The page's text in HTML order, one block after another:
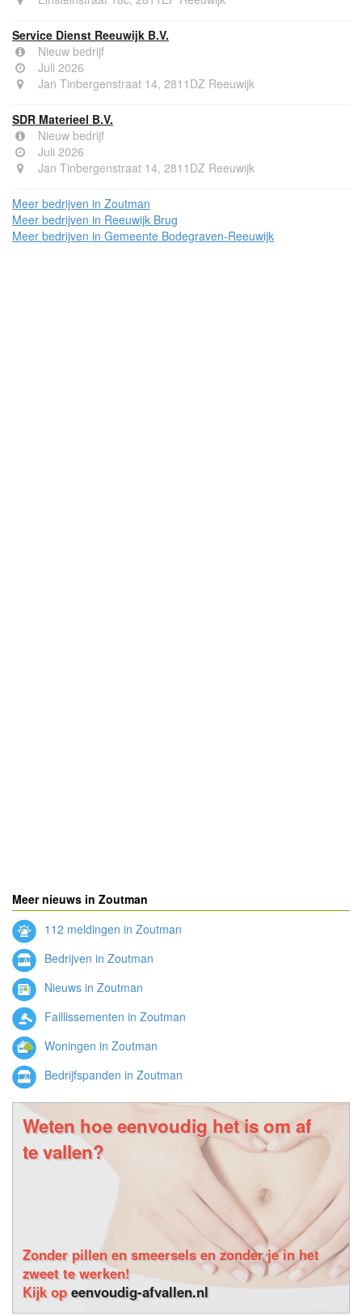
Service Dienst Reeuwijk B.V.
Nieuw bedrijf
Juli 2026
Jan Tinbergenstraat 14, 2811DZ Reeuwijk
SDR Materieel B.V.
Nieuw bedrijf
Juli 2026
Jan Tinbergenstraat 14, 2811DZ Reeuwijk
Meer bedrijven in Zoutman
Meer bedrijven in Reeuwijk Brug
Meer bedrijven in Gemeente Bodegraven-Reeuwijk
Meer nieuws in Zoutman
112 meldingen in Zoutman
Bedrijven in Zoutman
Nieuws in Zoutman
Faillissementen in Zoutman
Woningen in Zoutman
Bedrijfspanden in Zoutman
Weten hoe eenvoudig het is om af
te vallen?
Zonder pillen en smeersels en zonder je in het
zweet te werken!
Kijk opeenvoudig-afvallen.nl